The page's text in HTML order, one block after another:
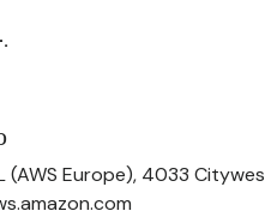
(AWS Europe), 4033